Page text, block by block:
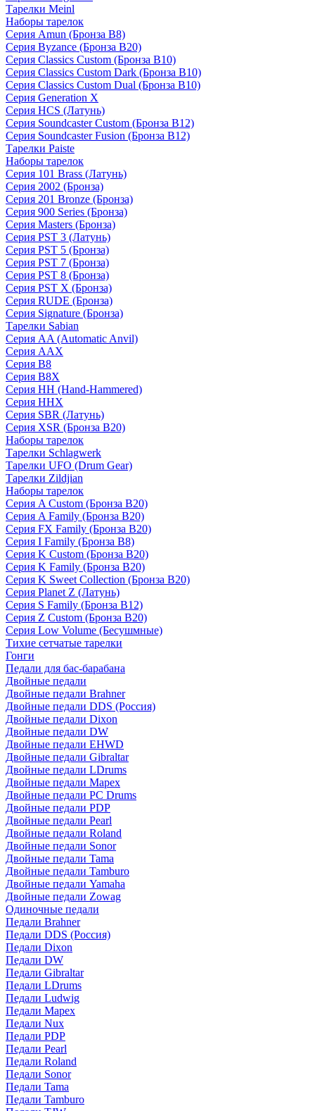
Тарелки Meinl
Наборы тарелок
Серия Amun (Бронза B8)
Серия Byzance (Бронза B20)
Серия Classics Custom (Бронза B10)
Серия Classics Custom Dark (Бронза B10)
Серия Classics Custom Dual (Бронза B10)
Серия Generation X
Серия HCS (Латунь)
Серия Soundcaster Custom (Бронза B12)
Серия Soundcaster Fusion (Бронза B12)
Тарелки Paiste
Наборы тарелок
Серия 101 Brass (Латунь)
Серия 2002 (Бронза)
Серия 201 Bronze (Бронза)
Серия 900 Series (Бронза)
Серия Masters (Бронза)
Серия PST 3 (Латунь)
Серия PST 5 (Бронза)
Серия PST 7 (Бронза)
Серия PST 8 (Бронза)
Серия PST X (Бронза)
Серия RUDE (Бронза)
Серия Signature (Бронза)
Тарелки Sabian
Серия AA (Automatic Anvil)
Серия AAX
Серия B8
Серия B8X
Серия HH (Hand-Hammered)
Серия HHX
Серия SBR (Латунь)
Серия XSR (Бронза B20)
Наборы тарелок
Тарелки Schlagwerk
Тарелки UFO (Drum Gear)
Тарелки Zildjian
Наборы тарелок
Серия A Custom (Бронза B20)
Серия A Family (Бронза B20)
Серия FX Family (Бронза B20)
Серия I Family (Бронза B8)
Серия K Custom (Бронза B20)
Серия K Family (Бронза B20)
Серия K Sweet Collection (Бронза B20)
Серия Planet Z (Латунь)
Серия S Family (Бронза B12)
Серия Z Custom (Бронза B20)
Серия Low Volume (Бесушмные)
Тихие сетчатые тарелки
Гонги
Педали для бас-барабана
Двойные педали
Двойные педали Brahner
Двойные педали DDS (Россия)
Двойные педали Dixon
Двойные педали DW
Двойные педали EHWD
Двойные педали Gibraltar
Двойные педали LDrums
Двойные педали Mapex
Двойные педали PC Drums
Двойные педали PDP
Двойные педали Pearl
Двойные педали Roland
Двойные педали Sonor
Двойные педали Tama
Двойные педали Tamburo
Двойные педали Yamaha
Двойные педали Zowag
Одиночные педали
Педали Brahner
Педали DDS (Россия)
Педали Dixon
Педали DW
Педали Gibraltar
Педали LDrums
Педали Ludwig
Педали Mapex
Педали Nux
Педали PDP
Педали Pearl
Педали Roland
Педали Sonor
Педали Tama
Педали Tamburo